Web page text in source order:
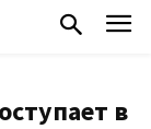
в